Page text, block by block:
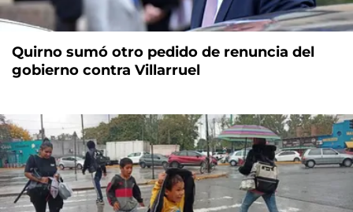
Quirno sumó otro pedido de renuncia del
gobierno contra Villarruel